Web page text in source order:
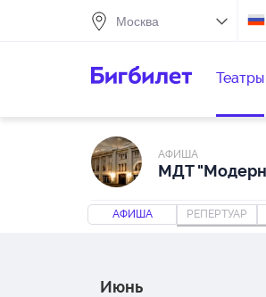
Театры
АФИША
МДТ
АФИША РЕПЕРТУАР
Июнь